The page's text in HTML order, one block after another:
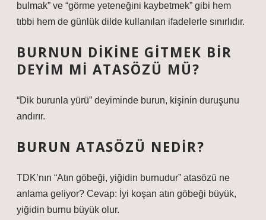
bulmak” ve “görme yeteneğini kaybetmek” gibi hem
tıbbi hem de günlük dilde kullanılan ifadelerle sınırlıdır.
BURNUN DIKINE GITMEK BIR
DEYIM MI ATASÖZÜ MÜ?
“Dik burunla yürü” deyiminde burun, kişinin duruşunu
andırır.
BURUN ATASÖZÜ NEDIR?
TDK’nın “Atın göbeği, yiğidin burnudur” atasözü ne
anlama geliyor? Cevap: İyi koşan atın göbeği büyük,
yiğidin burnu büyük olur.